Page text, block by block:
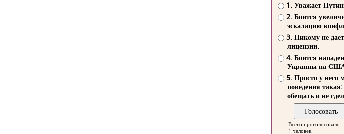
1. Уважает
2. Боится
эскалацию
3. Никому не
лицензии.
4. Боится
Украины на
5. Просто у него
поведения такая:
обещать и не
Всего проголосовало
1 человек